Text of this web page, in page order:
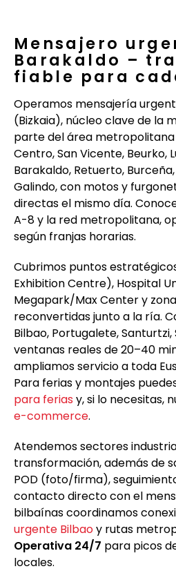
Mensajero
Barakaldo –
fiable para
Operamos mensajería
(Bizkaia), núcleo clave de la
parte del área metropolitana
Centro, San Vicente, Beurko,
Barakaldo, Retuerto,
Galindo, con motos y
directas el mismo día.
A-8 y la red metropolitana,
según franjas horarias.
Cubrimos puntos
Exhibition Centre), Hospital
Megapark/Max Center y
reconvertidas junto a la ría.
Bilbao, Portugalete,
ventanas reales de 20–40
ampliamos servicio a toda
Para ferias y montajes
para ferias y, si lo necesitas,
e-commerce.
Atendemos sectores
transformación, además de
POD (foto/firma),
contacto directo con el
bilbaínas coordinamos
urgente Bilbaoy rutas
Operativa 24/7 para picos
locales.